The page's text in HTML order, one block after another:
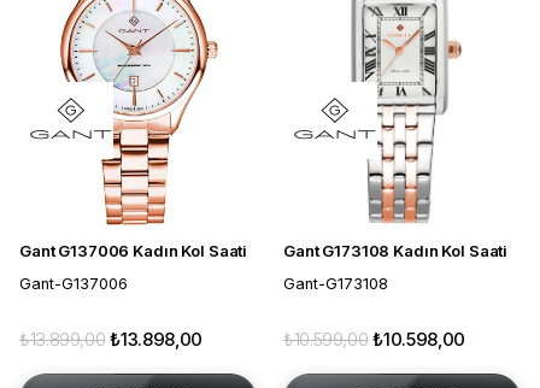
Gant G137006 Kadın Kol Saati
Gant-G137006
₺13.898,00
₺13.899,00
Gant G173108 Kadın Kol Saati
Gant-G173108
₺10.598,00
₺10.599,00